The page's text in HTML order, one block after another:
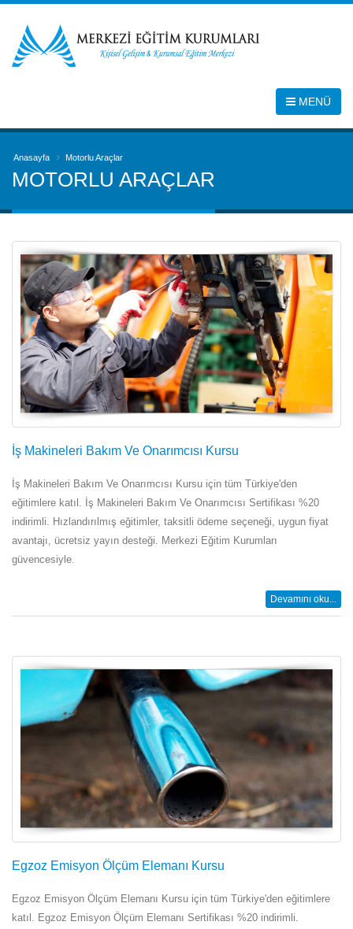
MENÜ
Anasayfa Motorlu Araçlar
MOTORLU ARAÇLAR
İş Makineleri Bakım Ve Onarımcısı Kursu
İş Makineleri Bakım Ve Onarımcısı Kursu için tüm Türkiye'den
eğitimlere katıl. İş Makineleri Bakım Ve Onarımcısı Sertifikası %20
indirimli. Hızlandırılmış eğitimler, taksitli ödeme seçeneği, uygun fiyat
avantajı, ücretsiz yayın desteği. Merkezi Eğitim Kurumları
güvencesiyle.
Devamını oku...
Egzoz Emisyon Ölçüm Elemanı Kursu
Egzoz Emisyon Ölçüm Elemanı Kursu için tüm Türkiye'den eğitimlere
katıl. Egzoz Emisyon Ölçüm Elemanı Sertifikası %20 indirimli.